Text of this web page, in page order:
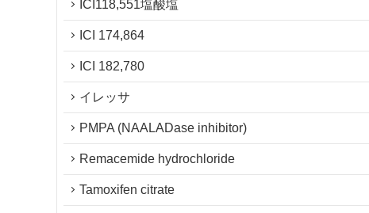
ICI118,551塩酸塩
ICI 174,864
ICI 182,780
イレッサ
PMPA (NAALADase inhibitor)
Remacemide hydrochloride
Tamoxifen citrate